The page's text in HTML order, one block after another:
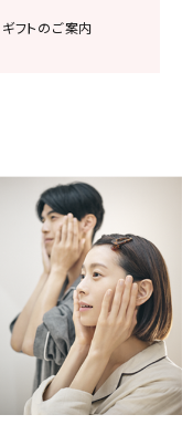
ギフトのご案内